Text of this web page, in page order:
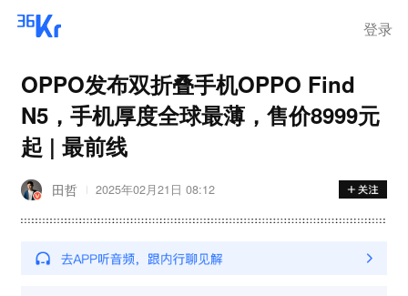
登录
OPPO发布双折叠手机OPPO Find
N5，手机厚度全球最薄，售价8999元
起 | 最前线
田哲 2025年02月21日 08:12